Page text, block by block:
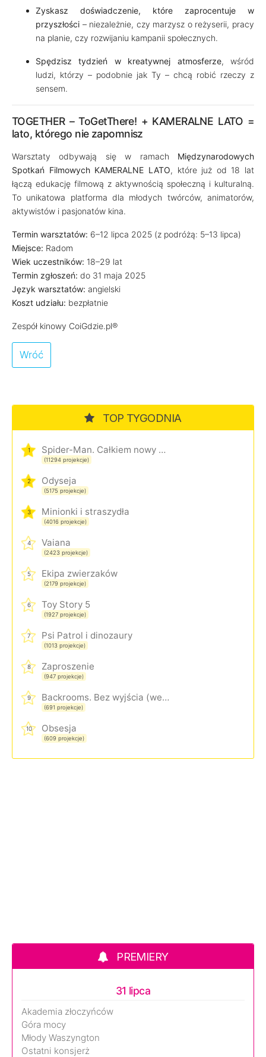
Zyskasz doświadczenie, które zaprocentuje w
przyszłości – niezależnie, czy marzysz o reżyserii, pracy
na planie, czy rozwijaniu kampanii społecznych.
Spędzisz tydzień w kreatywnej atmosferze, wśród
ludzi, którzy – podobnie jak Ty – chcą robić rzeczy z
sensem.
TOGETHER – ToGetThere! + KAMERALNE LATO =
lato, którego nie zapomnisz
Warsztaty odbywają się w ramach Międzynarodowych
Spotkań Filmowych KAMERALNE LATO, które już od 18 lat
łączą edukację filmową z aktywnością społeczną i kulturalną.
To unikatowa platforma dla młodych twórców, animatorów,
aktywistów i pasjonatów kina.
Termin warsztatów: 6–12 lipca 2025 (z podróżą: 5–13 lipca)
Miejsce: Radom
Wiek uczestników: 18–29 lat
Termin zgłoszeń: do 31 maja 2025
Język warsztatów: angielski
Koszt udziału: bezpłatnie
Zespół kinowy CoiGdzie.pl®
Wróć
TOP TYGODNIA
1 Spider-Man. Całkiem nowy dzień
(11294 projekcje)
2 Odyseja
(5175 projekcje)
3 Minionki i straszydła
(4016 projekcje)
4 Vaiana
(2423 projekcje)
5 Ekipa zwierzaków
(2179 projekcje)
6 Toy Story 5
(1927 projekcje)
7 Psi Patrol i dinozaury
(1013 projekcje)
8 Zaproszenie
(947 projekcje)
9 Backrooms. Bez wyjścia (wersja rozszerzona)
(691 projekcje)
10 Obsesja
(609 projekcje)
PREMIERY
31 lipca
Akademia złoczyńców
Góra mocy
Młody Waszyngton
Ostatni konsjerż